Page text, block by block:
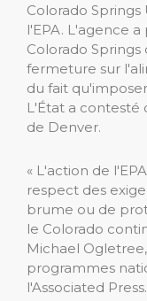
Colorado
l'EPA. L'agence
Colorado
fermeture sur
du fait
L'État a contesté
de Denver.
« L'action de
respect des
brume ou de
le Colorado
Michael
programmes
l'Associated Press.